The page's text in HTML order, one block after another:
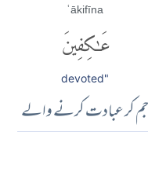
ʿākifīna
عَٰكِفِينَ
devoted"
جم کر عبادت کرنے والے